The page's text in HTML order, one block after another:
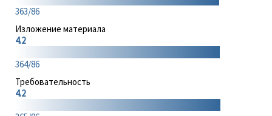
363/86
Изложение материала
4.2
364/86
Требовательность
4.2